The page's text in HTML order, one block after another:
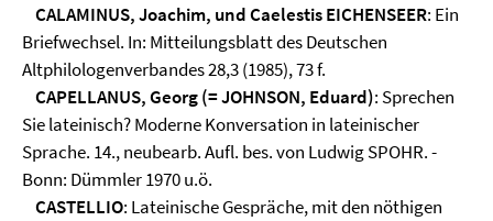
CALAMINUS, Joachim, und Caelestis EICHENSEER: Ein
Briefwechsel. In: Mitteilungsblatt des Deutschen
Altphilologenverbandes 28,3 (1985), 73 f.
CAPELLANUS, Georg (= JOHNSON, Eduard): Sprechen
Sie lateinisch? Moderne Konversation in lateinischer
Sprache. 14., neubearb. Aufl. bes. von Ludwig SPOHR. -
Bonn: Dümmler 1970 u.ö.
CASTELLIO: Lateinische Gespräche, mit den nöthigen